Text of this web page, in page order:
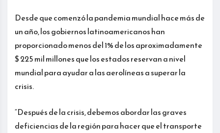
Desde que comenzó la pandemia mundial hace más de
un año, los gobiernos latinoamericanos han
proporcionado menos del 1% de los aproximadamente
$ 225 mil millones que los estados reservan a nivel
mundial para ayudar a las aerolíneas a superar la
crisis.
“Después de la crisis, debemos abordar las graves
deficiencias de la región para hacer que el transporte